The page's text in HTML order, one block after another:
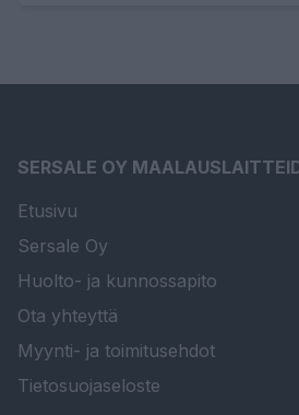
SERSALE OY
Etusivu
Sersale Oy
Huolto- ja kunnossapito
Ota yhteyttä
Myynti- ja toimitusehdot
Tietosuojaseloste